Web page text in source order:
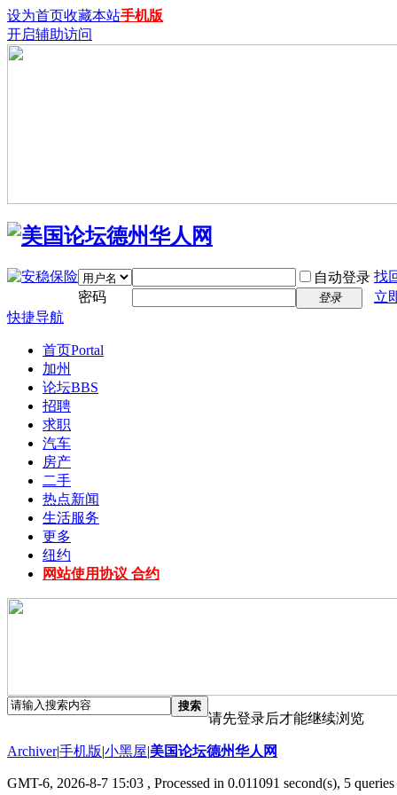
设为首页收藏本站手机版
开启辅助访问
自动登录 找
密码
登录
立
快捷导航
首页Portal
加州
论坛BBS
招聘
求职
汽车
房产
二手
热点新闻
生活服务
更多
纽约
网站使用协议 合约
搜索
请先登录后才能继续浏览
Archiver|手机版|小黑屋|美国论坛德州华人网
GMT-6, 2026-8-7 15:03 , Processed in 0.011091 second(s), 5 queries